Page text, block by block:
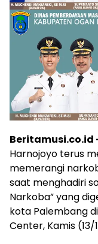
Beritamusi.co.id
Harnojoyo terus
memerangi
saat menghadiri
Narkoba” yang
kota Palembang
Center, Kamis (13/